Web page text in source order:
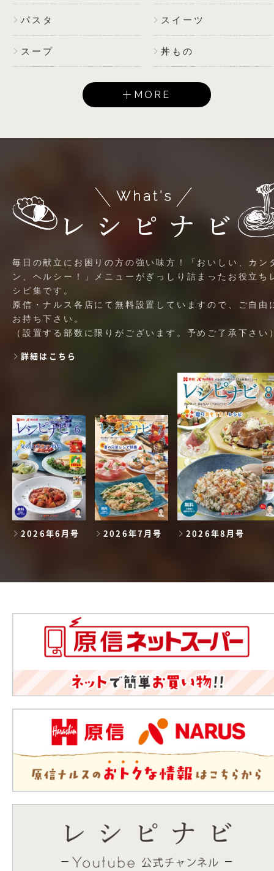
パスタ スイーツ
スープ 丼もの
MORE
毎日の献立にお困りの方の強い味方！「おいしい、カン
ン、ヘルシー！」メニューがぎっしり詰まったお役立ち
シピ集です。
原信・ナルス各店にて無料設置していますので、ご自由
お持ち下さい。
（設置する部数に限りがございます。予めご了承下さい
詳細はこちら
2026年6月号 2026年7月号 2026年8月号